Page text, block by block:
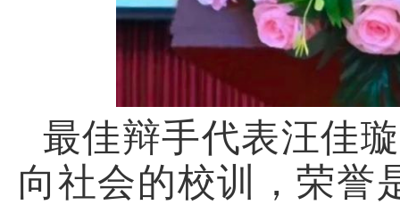
最佳辩手代表汪佳
向社会的校训，荣誉